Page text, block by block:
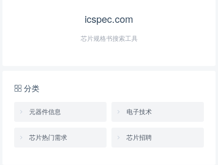
icspec.com
芯片规格书搜索工具
分类
元器件信息 电子技术
芯片热门需求 芯片招聘